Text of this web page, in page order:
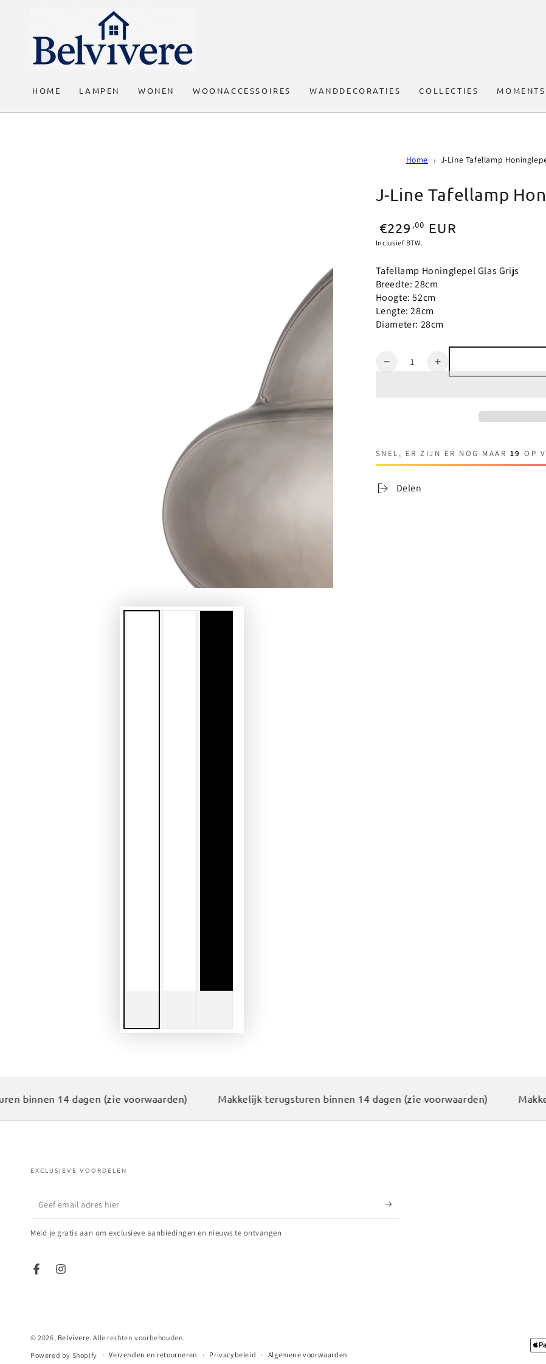
HOME LAMPEN WONEN WOONACCESSOIRES WANDDECORATIES COLLECTIES
Home J-Line Tafellamp
J-Line Tafellamp
Normale
prijs
€229 ,00 EUR
Inclusief BTW.
Tafellamp Honinglepel Glas Grijs
Breedte: 28cm
Hoogte: 52cm
Lengte: 28cm
Diameter: 28cm
Aantal
Verlaag
Glas
Grijs
Verhoog
aantal
Glas
Grijs
SNEL, ER ZIJN ER NOG MAAR 19 OP
Delen
14 dagen (zie voorwaarden) Makkelijk terugsturen binnen 14 dagen (zie voorwaarden)
EXCLUSIEVE VOORDELEN
Geef
email
adres
Meld je gratis aan om exclusieve aanbiedingen en nieuws te ontvangen
FacebookInstagram
© 2026, Belvivere. Alle rechten voorbehouden.
Powered by Shopify
Verzenden en retourneren Privacybeleid Algemene voorwaarden